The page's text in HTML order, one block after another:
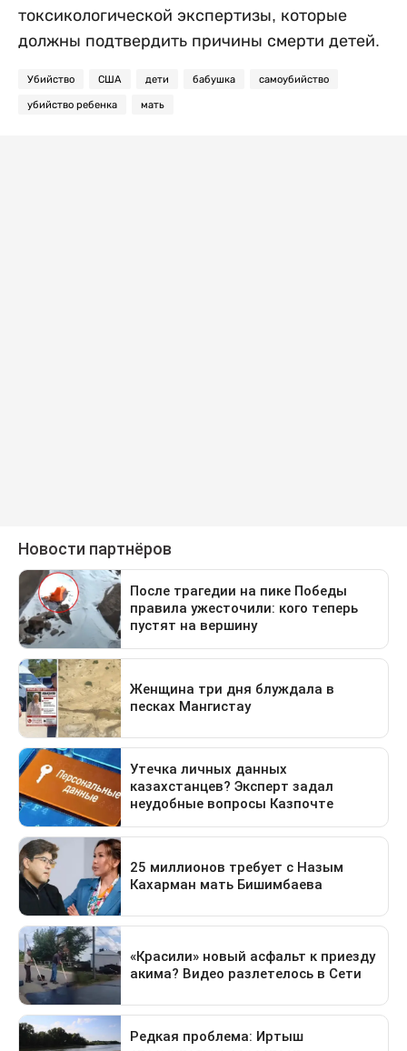
токсикологической экспертизы, которые
должны подтвердить причины смерти детей.
Убийство США дети бабушка самоубийство
убийство ребенка мать